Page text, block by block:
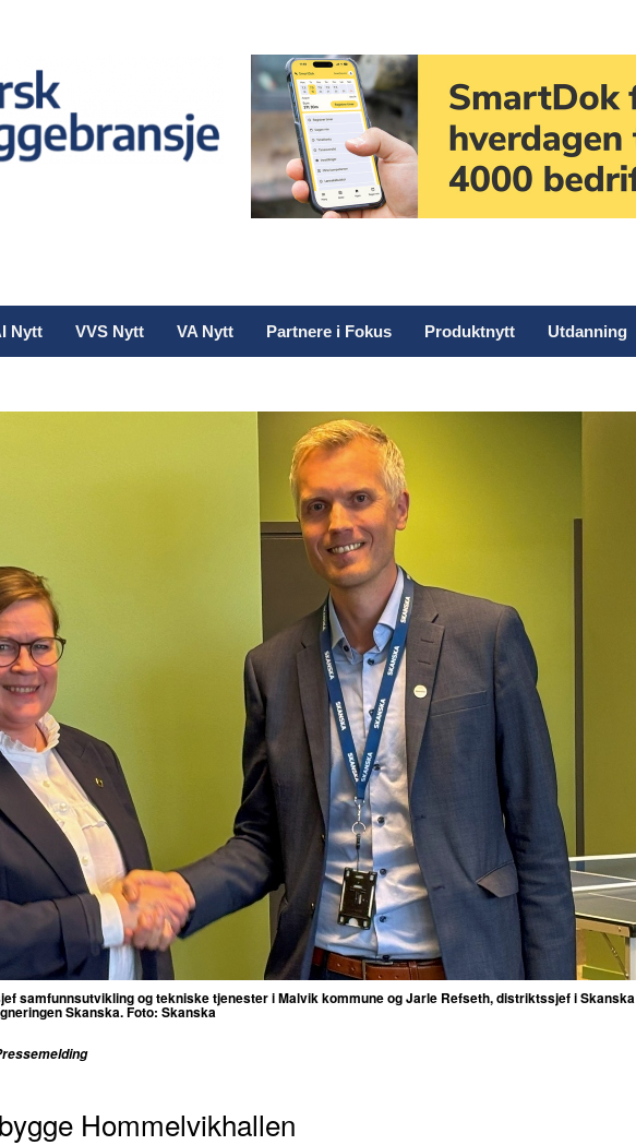
Nytt VVS Nytt VA Nytt Partnere i Fokus Produktnytt Utdanning
samfunnsutvikling og tekniske tjenester i Malvik kommune og Jarle Refseth, distriktssjef i Skanska
Skanska. Foto: Skanska
Hommelvikhallen